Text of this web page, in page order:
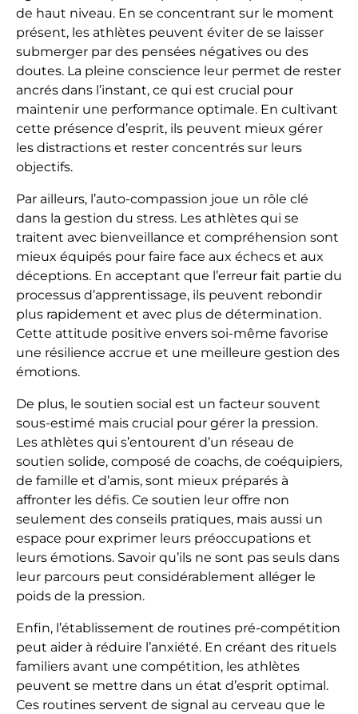
de haut niveau. En se concentrant sur le moment
présent, les athlètes peuvent éviter de se laisser
submerger par des pensées négatives ou des
doutes. La pleine conscience leur permet de rester
ancrés dans l’instant, ce qui est crucial pour
maintenir une performance optimale. En cultivant
cette présence d’esprit, ils peuvent mieux gérer
les distractions et rester concentrés sur leurs
objectifs.
Par ailleurs, l’auto-compassion joue un rôle clé
dans la gestion du stress. Les athlètes qui se
traitent avec bienveillance et compréhension sont
mieux équipés pour faire face aux échecs et aux
déceptions. En acceptant que l’erreur fait partie du
processus d’apprentissage, ils peuvent rebondir
plus rapidement et avec plus de détermination.
Cette attitude positive envers soi-même favorise
une résilience accrue et une meilleure gestion des
émotions.
De plus, le soutien social est un facteur souvent
sous-estimé mais crucial pour gérer la pression.
Les athlètes qui s’entourent d’un réseau de
soutien solide, composé de coachs, de coéquipiers,
de famille et d’amis, sont mieux préparés à
affronter les défis. Ce soutien leur offre non
seulement des conseils pratiques, mais aussi un
espace pour exprimer leurs préoccupations et
leurs émotions. Savoir qu’ils ne sont pas seuls dans
leur parcours peut considérablement alléger le
poids de la pression.
Enfin, l’établissement de routines pré-compétition
peut aider à réduire l’anxiété. En créant des rituels
familiers avant une compétition, les athlètes
peuvent se mettre dans un état d’esprit optimal.
Ces routines servent de signal au cerveau que le